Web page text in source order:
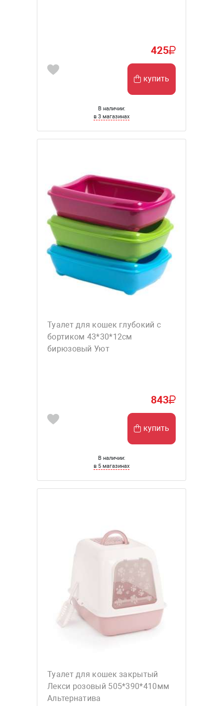
425
купить
В наличии:
в 3 магазинах
Туалет для кошек глубокий с
бортиком 43*30*12см
бирюзовый Уют
843
купить
В наличии:
в 5 магазинах
Туалет для кошек закрытый
Лекси розовый 505*390*410мм
Альтернатива